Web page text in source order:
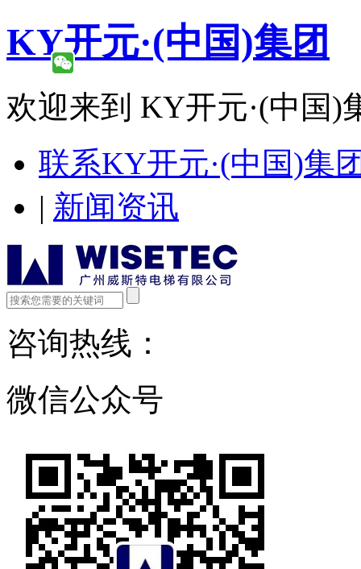
KY开元·(中国)集团
欢迎来到 KY开元·(中国)
联系KY开元·(中国)集
| 新闻资讯
咨询热线：
微信公众号